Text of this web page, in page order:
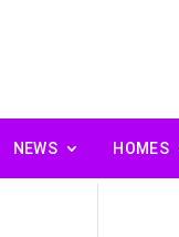
NEWS HOMES